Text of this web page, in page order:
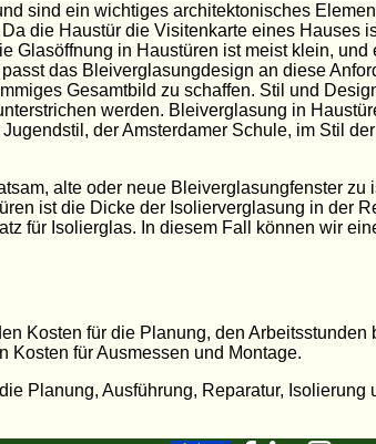
sind ein wichtiges architektonisches
die Haustür die Visitenkarte eines Hauses
Glasöffnung in Haustüren ist meist klein, und
das Bleiverglasungdesign an diese
Gesamtbild zu schaffen. Stil und
werden. Bleiverglasung in
der Amsterdamer Schule, im Stil
alte oder neue Bleiverglasungfenster zu
ist die Dicke der Isolierverglasung in der
für Isolierglas. In diesem Fall können wir
Kosten für die Planung, den Arbeitsstunden
Kosten für Ausmessen und Montage.
Planung, Ausführung, Reparatur, Isolierung